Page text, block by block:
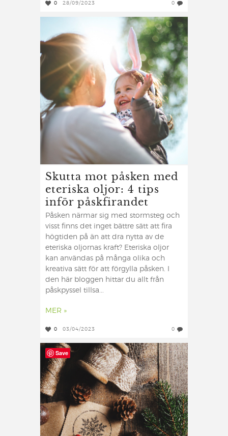
0 28/09/2023 0
Skutta mot påsken med
eteriska oljor: 4 tips
inför påskfirandet
Påsken närmar sig med stormsteg och
visst finns det inget bättre sätt att fira
högtiden på än att dra nytta av de
eteriska oljornas kraft? Eteriska oljor
kan användas på många olika och
kreativa sätt för att förgylla påsken. I
den här bloggen hittar du allt från
påskpyssel tillsa...
MER »
0 03/04/2023 0
Save